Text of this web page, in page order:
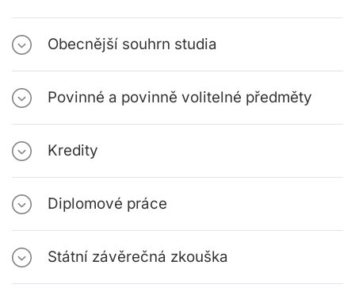
Obecnější souhrn studia
Povinné a povinně volitelné předměty
Kredity
Diplomové práce
Státní závěrečná zkouška